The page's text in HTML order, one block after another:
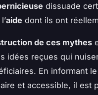
dissuade
aide dont ils ont
de ces mythes
idées reçues qui
En informant
et accessible, il est